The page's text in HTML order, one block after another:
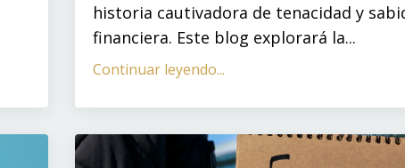
historia cautivadora de tenacidad y
financiera. Este blog explorará la...
Continuar leyendo...